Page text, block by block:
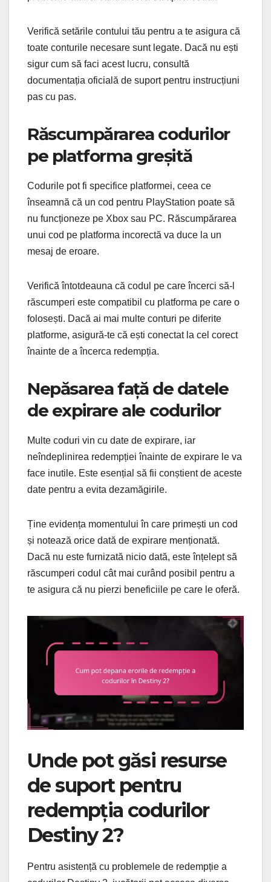
Verifică setările contului tău pentru a te asigura că
toate conturile necesare sunt legate. Dacă nu ești
sigur cum să faci acest lucru, consultă
documentația oficială de suport pentru instrucțiuni
pas cu pas.
Răscumpărarea codurilor
pe platforma greșită
Codurile pot fi specifice platformei, ceea ce
înseamnă că un cod pentru PlayStation poate să
nu funcționeze pe Xbox sau PC. Răscumpărarea
unui cod pe platforma incorectă va duce la un
mesaj de eroare.
Verifică întotdeauna că codul pe care încerci să-l
răscumperi este compatibil cu platforma pe care o
folosești. Dacă ai mai multe conturi pe diferite
platforme, asigură-te că ești conectat la cel corect
înainte de a încerca redempția.
Nepăsarea față de datele
de expirare ale codurilor
Multe coduri vin cu date de expirare, iar
neîndeplinirea redempției înainte de expirare le va
face inutile. Este esențial să fii conștient de aceste
date pentru a evita dezamăgirile.
Ține evidența momentului în care primești un cod
și notează orice dată de expirare menționată.
Dacă nu este furnizată nicio dată, este înțelept să
răscumperi codul cât mai curând posibil pentru a
te asigura că nu pierzi beneficiile pe care le oferă.
Unde pot găsi resurse
de suport pentru
redempția codurilor
Destiny 2?
Pentru asistență cu problemele de redempție a